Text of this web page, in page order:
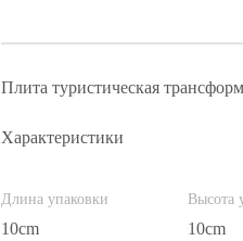
Плита туристическая
Характеристики
Длина упаковки
10cm
Высота
10cm